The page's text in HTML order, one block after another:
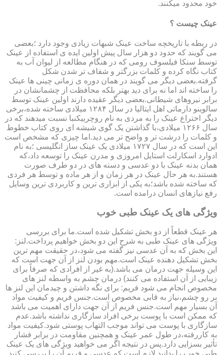
خود محدود میکنند.
عینک چیست ؟
در ربطه با تاریخچه ساخت عینک شبهات زیادی وجود دارد ؛بعضی
می گویند که حدود دو هزار سال پیش اولین ایده ی استفاده از عینک
توسط سنکا فیلسوف رومی که در هنگام مطالعه از لیوان آب به
کتاب نگاه کرده و کلمات بزرگتر و شفاف تر شدن شکل
گرفته.بعضی دیگر می گویند در همان دوره ی زمانی چینی ها عینک
را ساخته اند اما نه برای دید بهتر بلکه محافظت از چشمانشان در
برابر نیروهای شیطانی.بعضی دیگر عقیده دارند اولین عینک توسط
سالوینو دارماتی اهل ایتالیا در سال ۱۲۸۴ میلادی ساخته شده،برخی
دیگر اختراع عینک را به مردی به نام روچربیکنبا نسبت میدهند که در
سال ۱۲۶۶ میلادی،با گذاشتن یک گوی شیشه ای روی کتاب خطوط
و کلمات را درشت تر و واضح تر می دید.اما چیزی که مشخص است
این است که در سال ۱۷۲۷ میلادی یک عینک ساز انگلیسی ؛به نام
ادوارد اسکارلت استایل امروزی و مدرن عینک را توسعه داد،که
همان بدنه عینک با دو عدسی و دسته های در دو طرف صورت
هستند.به هر حال عینک در هر زمان و از هر ماده و توسط هر فردی
که ساخته شده باشد؛به یکی از ابزاری ترین و کاربردی ترین وسایل
رفع نیازهای انسان درامده است.
ویژگی های یک عینک طبی خوب
هر عینک قطعاً از دو بخش تشکیل شده است.ما برای بررسی
ویژگی های عینک طبی به شرح این دو بخش خواهیم پرداخت.لنز:
این بخش که به آن عدسی نیز گفته می شود،در حقیقت مهم ترین
بخش تشکیل دهنده عینک است.مهم بودن لنز از آن جهت است که
این وسیله جهت درمان می باشد.(به غیر از افرادی که صرفاً برای
زیبایی از آن استفاده می کنند) درمان چشم به واسطه لنز های
مخصوص انجام می شود فریم: برای نگه داشتن و چیدمان این لنز ها
بر رو چشم،نیاز به قابی مخصوص است.جنس فریم و کیفیت مواد
آن بسیار مهم است.جنس فریم از آن جهت دارای اهمیت می باشد
که ممکن است با پوست برخی افراد سازگاری نداشته باشد.عدم
سازگاری با پوست می تواند موجب التهاب پوستی شود.کیفیت مواد
به کاررفته،در طول عمر عینک و همچنین مقاومت در برابر فشار
تأثیر بسزایی دارد.پس در نتیجه اگر می خواهید ویژگی های یک عینک